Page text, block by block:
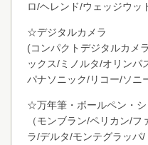
ロ/ヘレンド/ウェッジウッ
☆デジタルカメラ
(コンパクトデジタルカメ
ックス/ミノルタ/オリンパ
パナソニック/リコー/ソニ
☆万年筆・ボールペン・
（モンブラン/ペリカン/
ラ/デルタ/モンテグラッパ/